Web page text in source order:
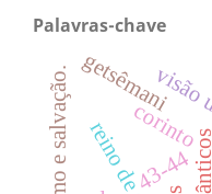
Palavras-chave
43-44
corinto
getsêmani